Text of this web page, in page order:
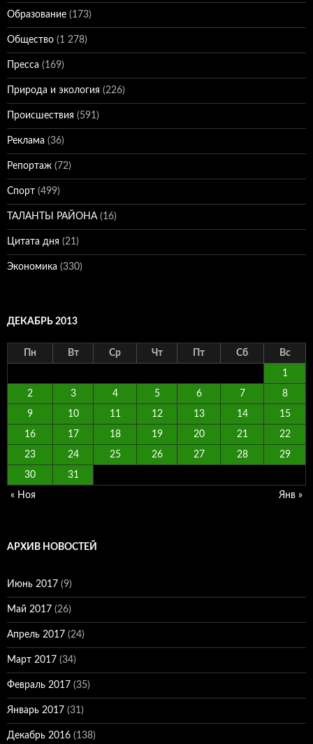
Образование (173)
Общество (1 278)
Пресса (169)
Природа и экология (226)
Происшествия (591)
Реклама (36)
Репортаж (72)
Спорт (499)
ТАЛАНТЫ РАЙОНА(16)
Цитата дня (21)
Экономика (330)
ДЕКАБРЬ 2013
Пн Вт Ср Чт Пт Сб Вс
1
2 3 4 5 6 7 8
9 10 11 12 13 14 15
16 17 18 19 20 21 22
23 24 25 26 27 28 29
30 31
« Ноя Янв »
АРХИВ НОВОСТЕЙ
Июнь 2017 (9)
Май 2017 (26)
Апрель 2017 (24)
Март 2017 (34)
Февраль 2017 (35)
Январь 2017 (31)
Декабрь 2016 (138)